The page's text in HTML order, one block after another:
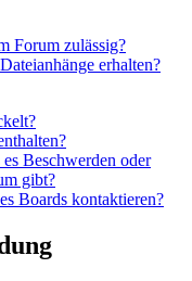
Forum zulässig?
erhalten?
Beschwerden oder
gibt?
Boards kontaktieren?